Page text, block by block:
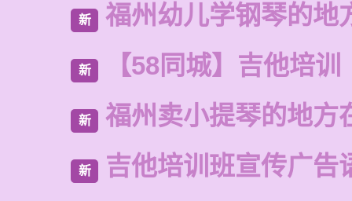
新 福州幼儿学钢琴的地
新 【58同城】吉他培训
新 福州卖小提琴的地方
新 吉他培训班宣传广告